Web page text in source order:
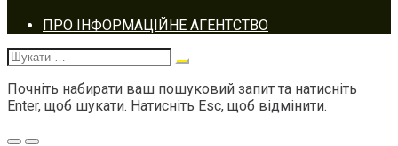
Footer
navigation
ПРО ІНФОРМАЦІЙНЕ АГЕНТСТВО
Шукати:
Почніть набирати ваш пошуковий запит та натисніть
Enter, щоб шукати. Натисніть Esc, щоб відмінити.